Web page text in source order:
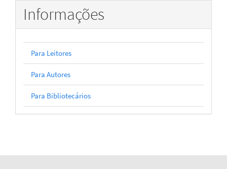
Informações
Para Leitores
Para Autores
Para Bibliotecários